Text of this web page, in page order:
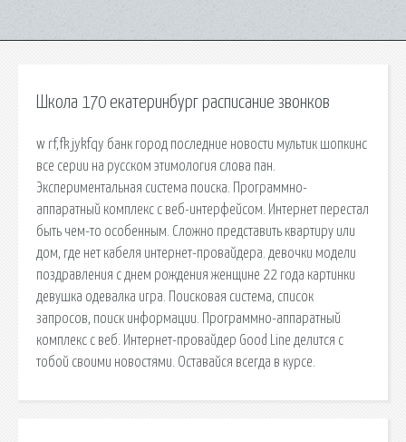
Школа 170 екатеринбург расписание звонков
w rf,fk jykfqy банк город последние новости мультик шопкинс
все серии на русском этимология слова пан.
Экспериментальная система поиска. Программно-
аппаратный комплекс с веб-интерфейсом. Интернет перестал
быть чем-то особенным. Сложно представить квартиру или
дом, где нет кабеля интернет-провайдера. девочки модели
поздравления с днем рождения женщине 22 года картинки
девушка одевалка игра. Поисковая сиcтема, список
запросов, поиск информации. Программно-аппаратный
комплекс с веб. Интернет-провайдер Good Line делится с
тобой своими новостями. Оставайся всегда в курсе.